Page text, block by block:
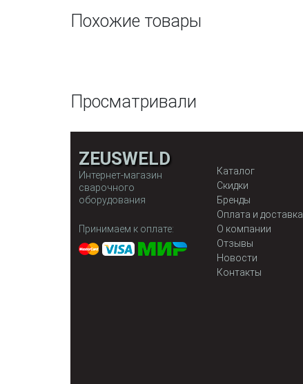
Похожие товары
Просматривали
ZEUSWELD
Интернет-магазин
сварочного
оборудования
Принимаем к оплате:
Каталог
Скидки
Бренды
Оплата и доставка
О компании
Отзывы
Новости
Контакты